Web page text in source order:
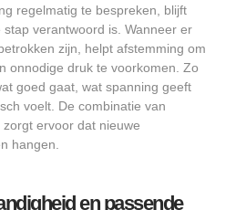
regelmatig te bespreken, blijft
verantwoord is. Wanneer er
zijn, helpt afstemming om
onnodige druk te voorkomen. Zo
goed gaat, wat spanning geeft
voelt. De combinatie van
ervoor dat nieuwe
hangen.
en passende